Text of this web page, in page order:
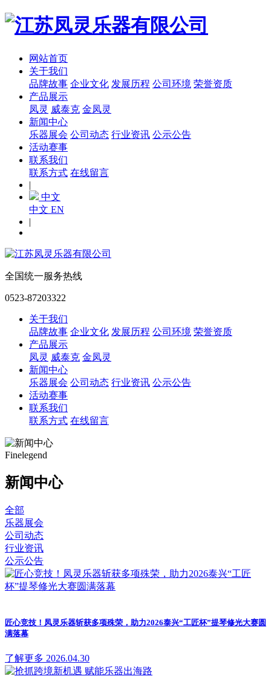
网站首页
关于我们
品牌故事 企业文化 发展历程 公司环境 荣誉资质
产品展示
凤灵 威泰克 金凤灵
新闻中心
乐器展会 公司动态 行业资讯 公示公告
活动赛事
联系我们
联系方式 在线留言
|
中文
中文 EN
|
全国统一服务热线
0523-87203322
关于我们
品牌故事 企业文化 发展历程 公司环境 荣誉资质
产品展示
凤灵 威泰克 金凤灵
新闻中心
乐器展会 公司动态 行业资讯 公示公告
活动赛事
联系我们
联系方式 在线留言
Finelegend
新闻中心
全部
乐器展会
公司动态
行业资讯
公示公告
匠心竞技！凤灵乐器斩获多项殊荣，助力2026泰兴“工匠杯”提琴修光大赛圆
满落幕
了解更多 2026.04.30